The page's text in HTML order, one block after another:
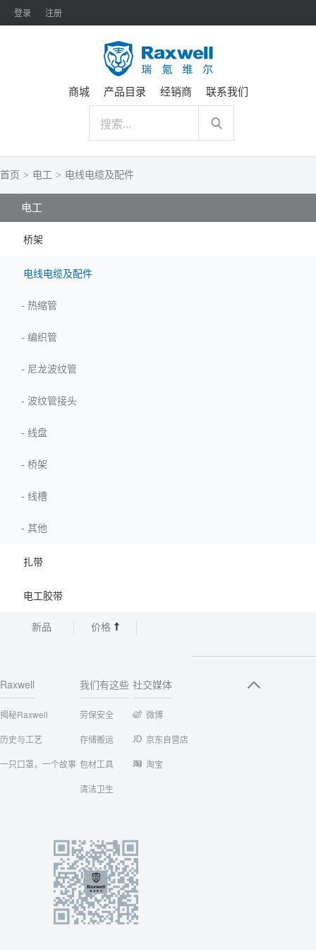
登录 注册
商城 产品目录 经销商 联系我们
首页 > 电工 > 电线电缆及配件
电工
桥架
电线电缆及配件
- 热缩管
- 编织管
- 尼龙波纹管
- 波纹管接头
- 线盘
- 桥架
- 线槽
- 其他
扎带
电工胶带
新品 价格
Raxwell
揭秘Raxwell
历史与工艺
一只口罩，一个故事
我们有这些
劳保安全
存储搬运
包材工具
清洁卫生
社交媒体
微博
京东自营店
淘宝